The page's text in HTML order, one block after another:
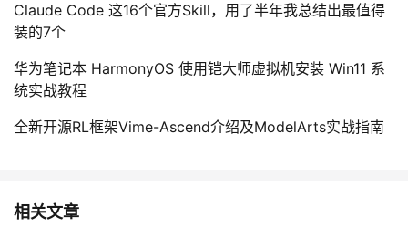
Claude Code 这16个官方Skill，用了半年我总结出最值得
装的7个
华为笔记本 HarmonyOS 使用铠大师虚拟机安装 Win11 系
统实战教程
全新开源RL框架Vime-Ascend介绍及ModelArts实战指南
相关文章